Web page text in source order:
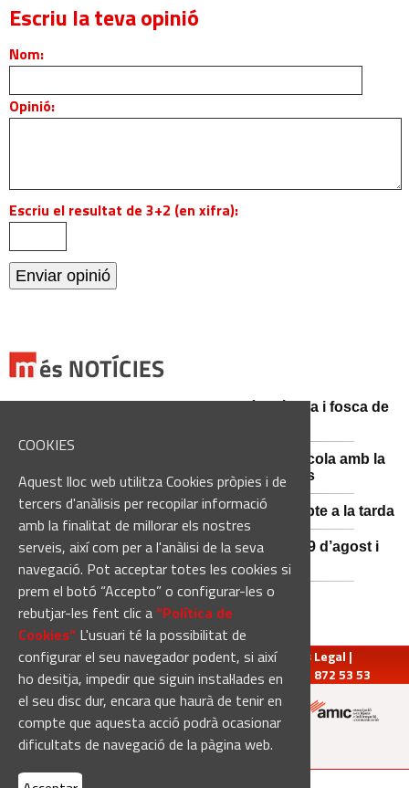
COOKIES
Aquest lloc web utilitza Cookies pròpies i de
tercers d'anàlisis per recopilar informació
amb la finalitat de millorar els nostres
serveis, així com per a l'anàlisi de la seva
navegació. Pot acceptar totes les cookies si
prem el botó “Accepto” o configurar-les o
rebutjar-les fent clic a“Política de
Cookies“ L'usuari té la possibilitat de
configurar el seu navegador podent, si així
ho desitja, impedir que siguin instal·lades en
el seu disc dur, encara que haurà de tenir en
compte que aquesta acció podrà ocasionar
dificultats de navegació de la pàgina web.
Escriu la teva opinió
Nom:
Opinió:
Escriu el resultat de 3+2 (en xifra):
Catalunya es prepara per a la nit més màgica i fosca de
Sant Fruitós posa en valor el patrimoni agrícola amb la
restauració i exposició de peces històriques
Es manté la previsió de pluges fortes dissabte a la tarda
El 3x3 de bàsquet de Solsona s’avança al 29 d’agost i
estrena premis en metàl·lic
redaccio@manresadiari.cat|Qui som Avís Legal |
Pompeu Fabra, 7-13, 08240-Manresa | Tel.: 93 872 53 53
Altres mitjans del grup: